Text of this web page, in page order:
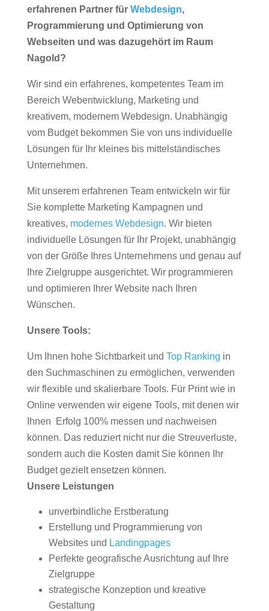
erfahrenen Partner für Webdesign,
Programmierung und Optimierung von
Webseiten und was dazugehört im Raum
Nagold?
Wir sind ein erfahrenes, kompetentes Team im
Bereich Webentwicklung, Marketing und
kreativem, modernem Webdesign. Unabhängig
vom Budget bekommen Sie von uns individuelle
Lösungen für Ihr kleines bis mittelständisches
Unternehmen.
Mit unserem erfahrenen Team entwickeln wir für
Sie komplette Marketing Kampagnen und
kreatives, modernes Webdesign. Wir bieten
individuelle Lösungen für Ihr Projekt, unabhängig
von der Größe Ihres Unternehmens und genau auf
Ihre Zielgruppe ausgerichtet. Wir programmieren
und optimieren Ihrer Website nach Ihren
Wünschen.
Unsere Tools:
Um Ihnen hohe Sichtbarkeit und Top Ranking in
den Suchmaschinen zu ermöglichen, verwenden
wir flexible und skalierbare Tools. Für Print wie in
Online verwenden wir eigene Tools, mit denen wir
Ihnen Erfolg 100% messen und nachweisen
können. Das reduziert nicht nur die Streuverluste,
sondern auch die Kosten damit Sie können Ihr
Budget gezielt ensetzen können.
Unsere Leistungen
unverbindliche Erstberatung
Erstellung und Programmierung von
Websites und Landingpages
Perfekte geografische Ausrichtung auf Ihre
Zielgruppe
strategische Konzeption und kreative
Gestaltung